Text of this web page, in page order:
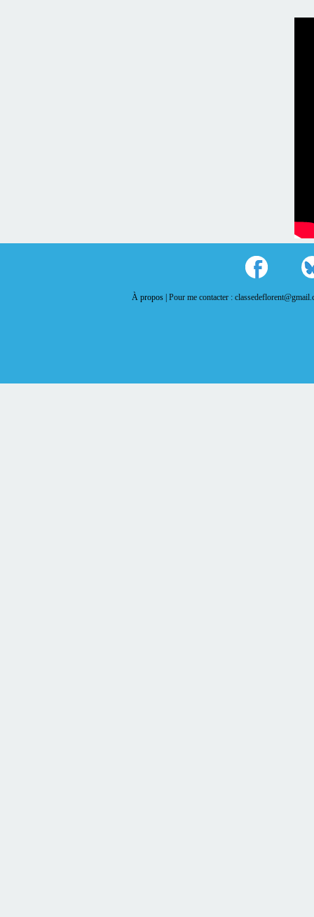
À propos | Pour me contacter :